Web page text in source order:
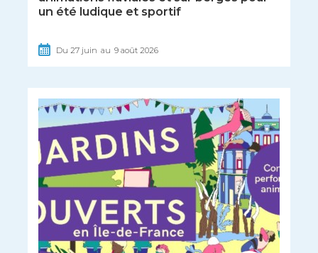
un été ludique et sportif
Du27 juin au 9août 2026